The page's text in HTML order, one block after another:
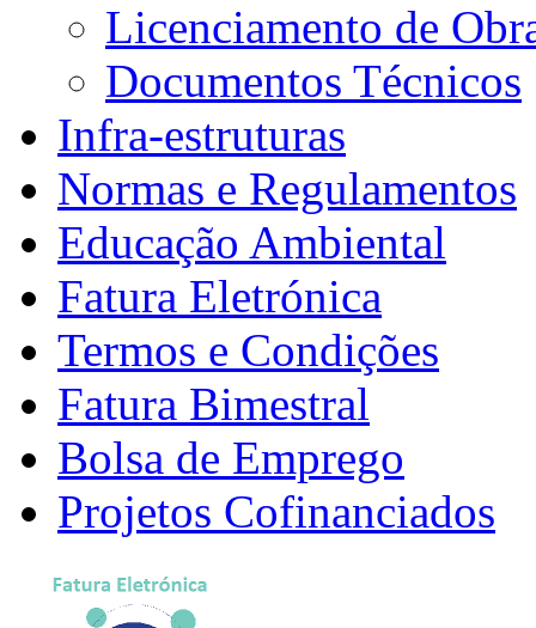
Licenciamento de
Documentos Técnicos
Infra-estruturas
Normas e Regulamentos
Educação Ambiental
Fatura Eletrónica
Termos e Condições
Fatura Bimestral
Bolsa de Emprego
Projetos Cofinanciados